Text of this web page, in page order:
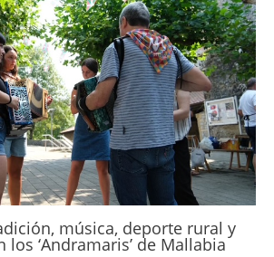
música, deporte rural y
‘Andramaris’ de Mallabia